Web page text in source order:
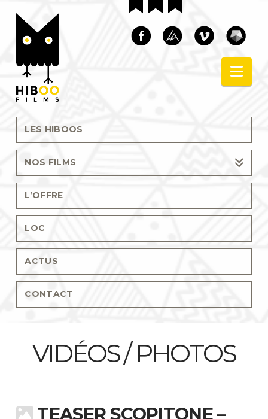
LES HIBOOS
NOS FILMS
L’OFFRE
LOC
ACTUS
CONTACT
VIDÉOS / PHOTOS
TEASER SCOPITONE –